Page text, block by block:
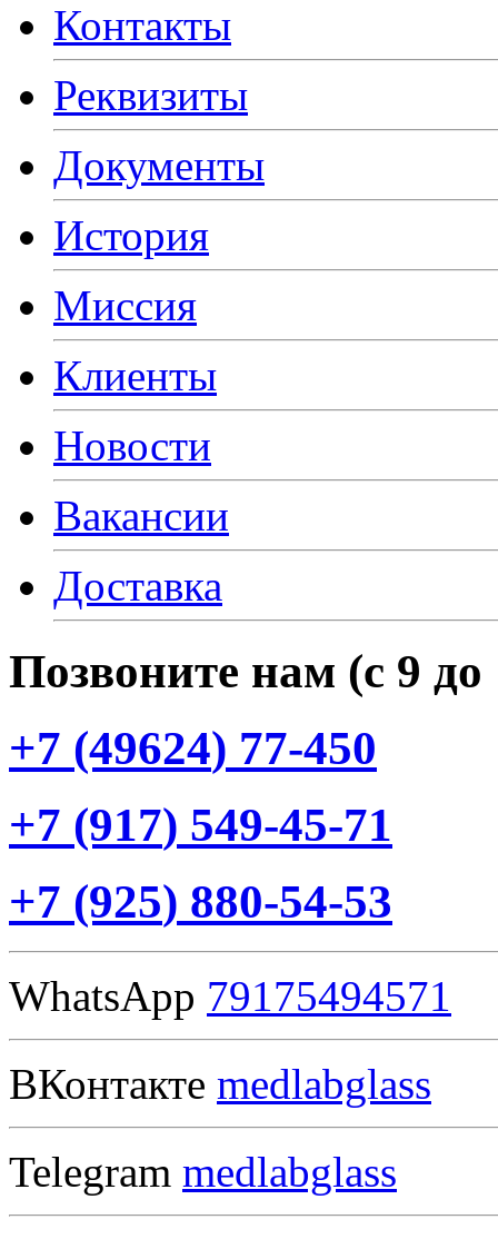
Контакты
Реквизиты
Документы
История
Миссия
Клиенты
Новости
Вакансии
Доставка
Позвоните нам (с 9
+7 (49624) 77-450
+7 (917) 549-45-71
+7 (925) 880-54-53
WhatsApp 79175494571
ВКонтакте medlabglass
Telegram medlabglass